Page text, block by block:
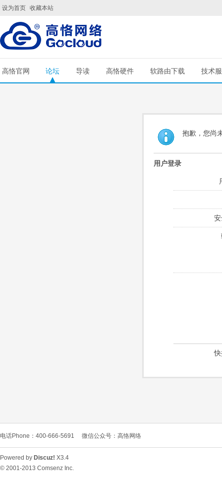
设为首页 收藏本站
高恪官网 论坛 导读 高恪硬件 软路由下载 技术
抱歉，您尚
用户登录
电话Phone：400-666-5691 微信公众号：高恪网络
Powered by Discuz! X3.4
© 2001-2013 Comsenz Inc.